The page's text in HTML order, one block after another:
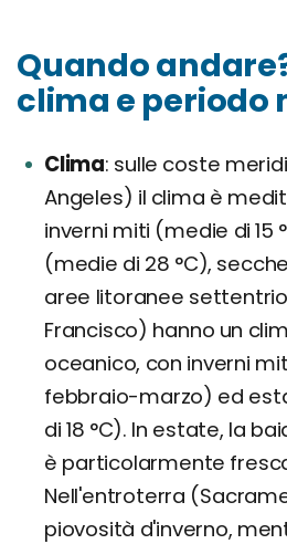
Quando
clima e periodo
Clima sulle coste
Angeles) il clima è
inverni miti (medie di 15
(medie di 28 °C),
aree litoranee
Francisco) hanno un
oceanico, con inverni
febbraio-marzo) ed
di 18 °C). In estate, la
è particolarmente
Nell'entroterra
piovosità d'inverno,